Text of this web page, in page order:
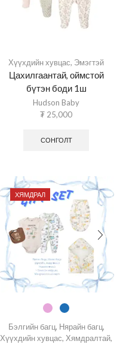
Хүүхдийн хувцас, Эмэгтэй
Цахилгаантай, оймстой
бүтэн боди 1ш
Hudson Baby
₮ 25,000
СОНГОЛТ
ХЯМДРАЛ
Бэлгийн багц, Нярайн багц,
Хүүхдийн хувцас, Хямдралтай,